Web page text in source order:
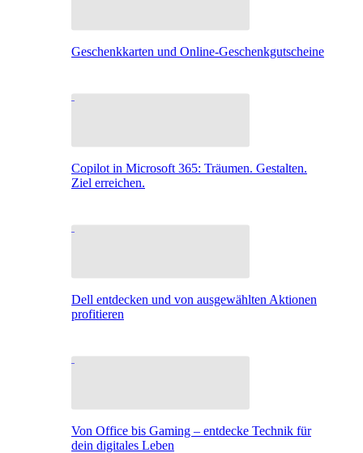
Geschenkkarten und Online-Geschenkgutscheine
Copilot in Microsoft 365: Träumen. Gestalten.
Ziel erreichen.
Dell entdecken und von ausgewählten Aktionen
profitieren
Von Office bis Gaming – entdecke Technik für
dein digitales Leben